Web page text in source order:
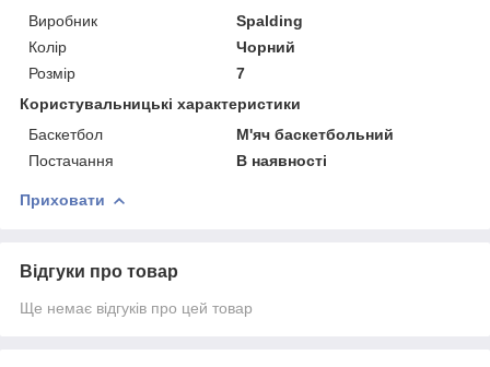
Виробник
Spalding
Колір
Чорний
Розмір
7
Користувальницькі характеристики
Баскетбол
М'яч баскетбольний
Постачання
В наявності
Приховати
Відгуки про товар
Ще немає відгуків про цей товар